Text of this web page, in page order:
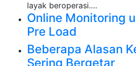
layak beroperasi.…
Online Monitoring
Pre Load
Beberapa Alasan
Sering Bergetar